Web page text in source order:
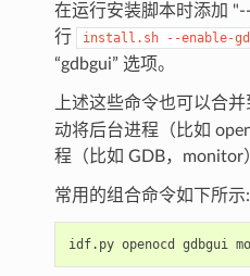
在运行安装脚本时添加
行
install.sh --enable-
“gdbgui” 选项。
上述这些命令也可以合并
动将后台进程（比如
程（比如 GDB，monitor
常用的组合命令如下所示: